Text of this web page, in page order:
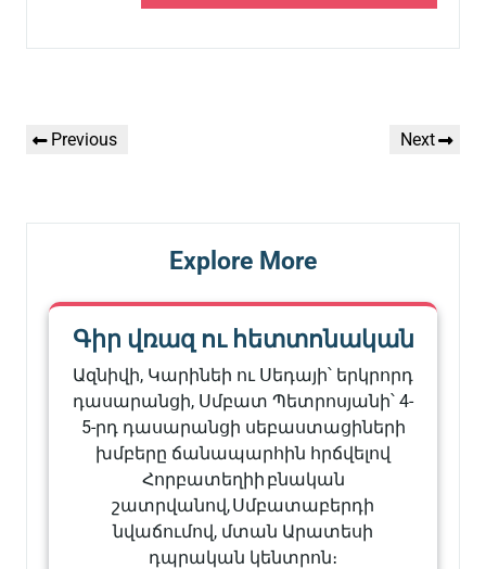
նավարկումը
Previous
Previous
Next
Next
Explore More
Գիր վռազ ու հետտոնական
Ազնիվի, Կարինեի ու Սեդայի՝ երկրորդ
դասարանցի, Սմբատ Պետրոսյանի՝ 4-
5-րդ դասարանցի սեբաստացիների
խմբերը ճանապարհին հրճվելով
Հորբատեղիի բնական
շատրվանով, Սմբատաբերդի
նվաճումով, մտան Արատեսի
դպրական կենտրոն։